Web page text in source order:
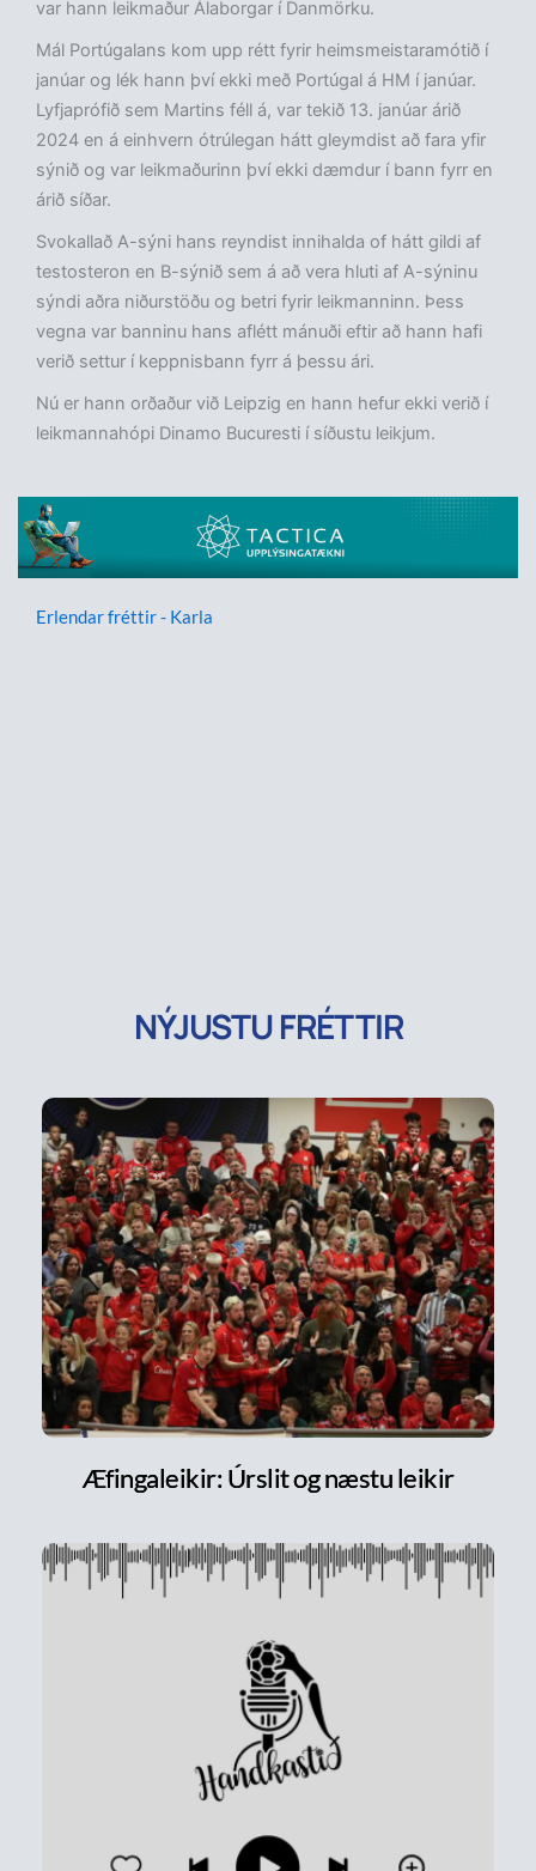
var hann leikmaður Álaborgar í Danmörku.
Mál Portúgalans kom upp rétt fyrir heimsmeistaramótið í
janúar og lék hann því ekki með Portúgal á HM í janúar.
Lyfjaprófið sem Martins féll á, var tekið 13. janúar árið
2024 en á einhvern ótrúlegan hátt gleymdist að fara yfir
sýnið og var leikmaðurinn því ekki dæmdur í bann fyrr en
árið síðar.
Svokallað A-sýni hans reyndist innihalda of hátt gildi af
testosteron en B-sýnið sem á að vera hluti af A-sýninu
sýndi aðra niðurstöðu og betri fyrir leikmanninn. Þess
vegna var banninu hans aflétt mánuði eftir að hann hafi
verið settur í keppnisbann fyrr á þessu ári.
Nú er hann orðaður við Leipzig en hann hefur ekki verið í
leikmannahópi Dinamo Bucuresti í síðustu leikjum.
Erlendar fréttir - Karla
NÝJUSTU FRÉTTIR
Æfingaleikir: Úrslit og næstu leikir